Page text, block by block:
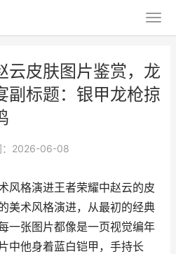
云皮肤图片鉴赏，龙
副标题：银甲龙枪掠
：2026-06-08
风格演进王者荣耀中赵云的皮
美术风格演进，从最初的经典
一张图片都像是一页视觉编年
中他身着蓝白铠甲，手持长